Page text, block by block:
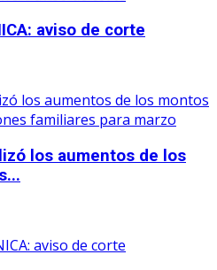
aviso de corte
los aumentos de los